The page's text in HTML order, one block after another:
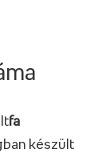
fa
készült